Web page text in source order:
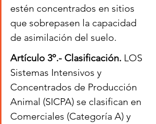
estén concentrados en sitios
que sobrepasen la capacidad
de asimilación del suelo.
Artículo 3º.- Clasificación. LOS
Sistemas Intensivos y
Concentrados de Producción
Animal (SICPA) se clasifican en
Comerciales (Categoría A) y